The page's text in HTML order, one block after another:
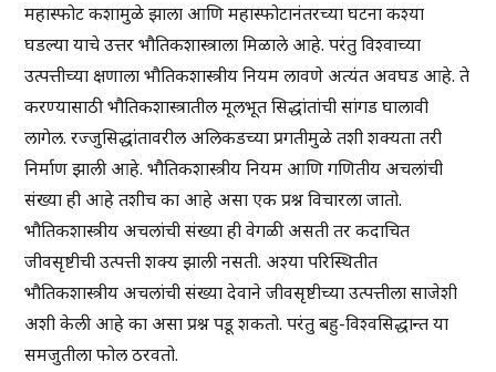
महास्फोट कशामुळे झाला आणि महास्फोटानंतरच्या घटना कश्या
घडल्या याचे उत्तर भौतिकशास्त्राला मिळाले आहे. परंतु विश्वाच्या
उत्पत्तीच्या क्षणाला भौतिकशास्त्रीय नियम लावणे अत्यंत अवघड आहे. ते
करण्यासाठी भौतिकशास्त्रातील मूलभूत सिद्धांतांची सांगड घालावी
लागेल. रज्जुसिद्धांतावरील अलिकडच्या प्रगतीमुळे तशी शक्यता तरी
निर्माण झाली आहे. भौतिकशास्त्रीय नियम आणि गणितीय अचलांची
संख्या ही आहे तशीच का आहे असा एक प्रश्न विचारला जातो.
भौतिकशास्त्रीय अचलांची संख्या ही वेगळी असती तर कदाचित
जीवसृष्टीची उत्पत्ती शक्य झाली नसती. अश्या परिस्थितीत
भौतिकशास्त्रीय अचलांची संख्या देवाने जीवसृष्टीच्या उत्पत्तीला साजेशी
अशी केली आहे का असा प्रश्न पडू शकतो. परंतु बहु-विश्वसिद्धान्त या
समजुतीला फोल ठरवतो.